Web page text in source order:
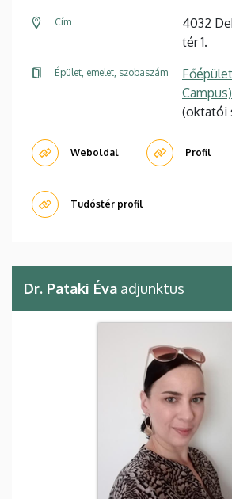
Cím
4032
tér 1.
Épület, emelet, szobaszám
Campus)
(oktatói
Weboldal Profil
Tudóstér profil
Dr. Pataki Éva adjunktus